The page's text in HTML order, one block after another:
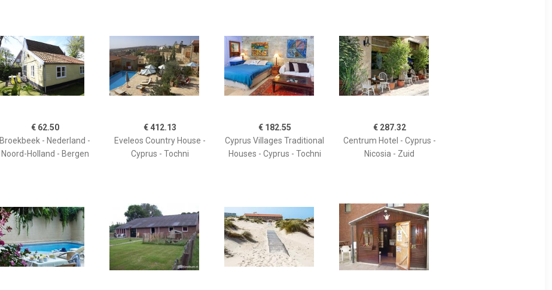
€ 62.50
Broekbeek - Nederland -
Noord-Holland - Bergen
€ 412.13
Eveleos Country House -
Cyprus - Tochni
€ 182.55
Cyprus Villages Traditional
Houses - Cyprus - Tochni
€ 287.32
Centrum Hotel - Cyprus -
Nicosia - Zuid